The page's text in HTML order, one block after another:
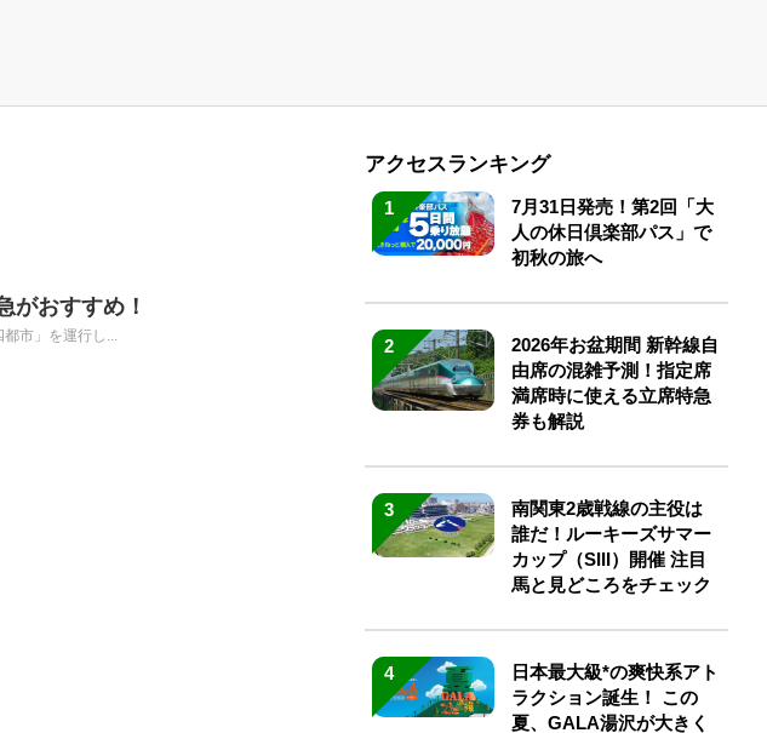
がおすすめ！
市」を運行し...
アクセスランキング
1
7月31日発売！第2回「大
人の休日倶楽部パス」で
初秋の旅へ
2
2026年お盆期間 新幹線自
由席の混雑予測！指定席
満席時に使える立席特急
券も解説
3
南関東2歳戦線の主役は
誰だ！ルーキーズサマー
カップ（SIII）開催 注目
馬と見どころをチェック
4
日本最大級*の爽快系アト
ラクション誕生！ この
夏、GALA湯沢が大きく